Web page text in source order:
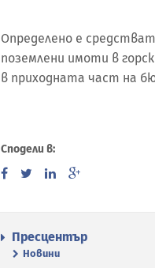
Определено е
поземлени имоти в
в приходната част на
Сподели в:
Пресцентър
Новини